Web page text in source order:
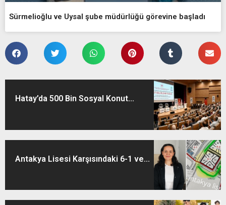
Sürmelioğlu ve Uysal şube müdürlüğü görevine başladı
Hatay’da 500 Bin Sosyal Konut...
Antakya Lisesi Karşısındaki 6-1 ve...